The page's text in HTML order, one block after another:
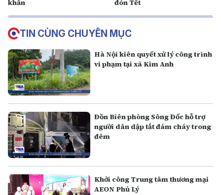
khăn
đón Tết
TIN CÙNG CHUYÊN MỤC
Hà Nội kiên quyết xử lý công trình
vi phạm tại xã Kim Anh
Đồn Biên phòng Sông Đốc hỗ trợ
người dân dập tắt đám cháy trong
đêm
Khởi công Trung tâm thương mại
AEON Phủ Lý